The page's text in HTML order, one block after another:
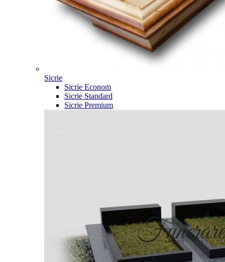
Sicrie
Sicrie Econom
Sicrie Standard
Sicrie Premium